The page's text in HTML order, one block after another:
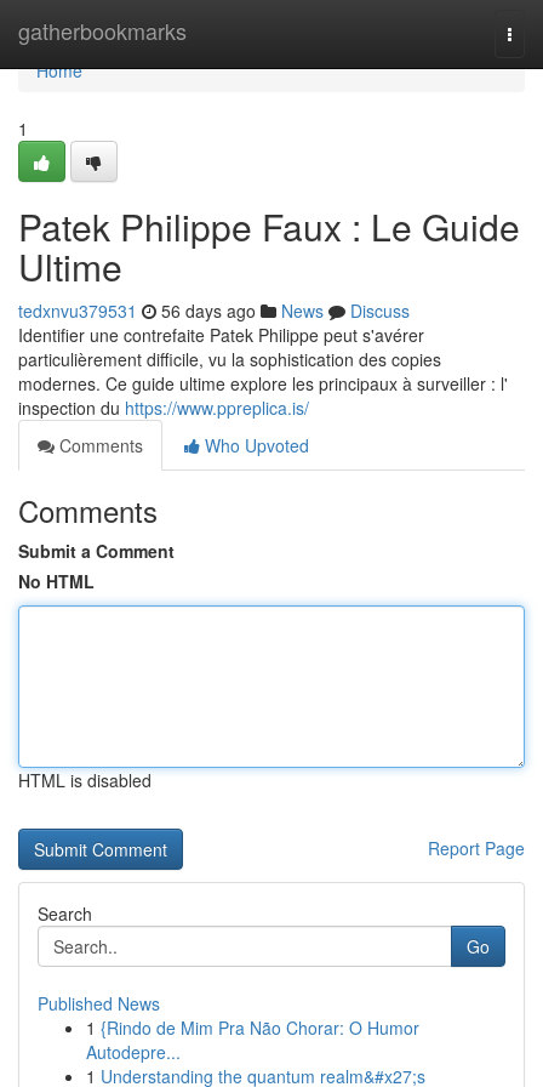
gatherbookmarks
Home
Home
1
Patek Philippe Faux : Le Guide
Ultime
tedxnvu379531 56 days ago News
Discuss
Identifier une contrefaite Patek Philippe peut s'avérer
particulièrement difficile, vu la sophistication des copies
modernes. Ce guide ultime explore les principaux à surveiller : l'
inspection du https://www.ppreplica.is/
Comments
Who Upvoted
Comments
Submit a Comment
No HTML
HTML is disabled
Report Page
Search
Go
Published News
1 {Rindo de Mim Pra Não Chorar: O Humor
Autodepre...
1 Understanding the quantum realm&#x27;s